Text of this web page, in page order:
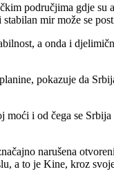
područjima gdje
mir može se
a onda i
pokazuje da
i od čega se
narušena
a to je Kine, kroz